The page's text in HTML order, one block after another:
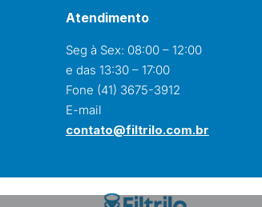
Atendimento
Seg à Sex: 08:00 – 12:00
e das 13:30 – 17:00
Fone (41) 3675-3912
E-mail
contato@filtrilo.com.br